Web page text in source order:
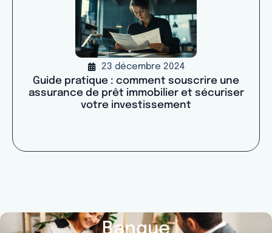
23 décembre 2024
Guide pratique : comment souscrire une
assurance de prêt immobilier et sécuriser
votre investissement
Banque